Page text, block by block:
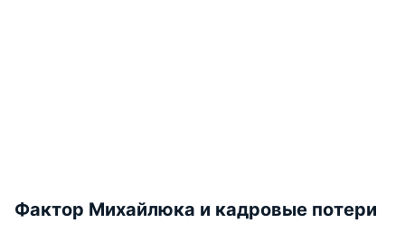
Фактор Михайлюка и кадровые потери